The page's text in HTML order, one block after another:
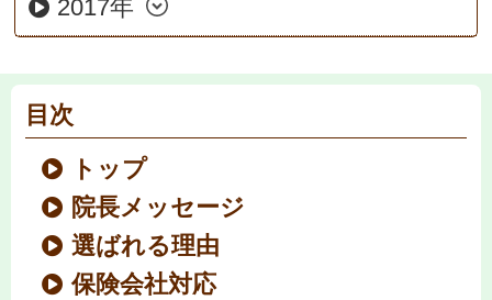
2017年
目次
トップ
院長メッセージ
選ばれる理由
保険会社対応